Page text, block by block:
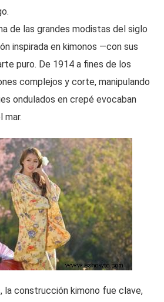
de las grandes modistas del siglo
inspirada en kimonos —con sus
puro. De 1914 a fines de los
complejos y corte, manipulando
ondulados en crepé evocaban
mar.
la construcción kimono fue clave,